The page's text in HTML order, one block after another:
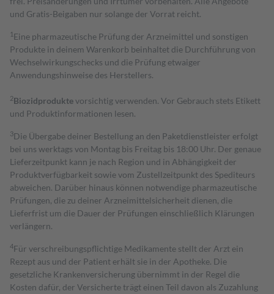
und Gratis-Beigaben nur solange der Vorrat reicht.
1 Eine pharmazeutische Prüfung der Arzneimittel und sonstigen
Produkte in deinem Warenkorb beinhaltet die Durchführung von
Wechselwirkungschecks und die Prüfung etwaiger
Anwendungshinweise des Herstellers.
2Biozidproduktevorsichtig verwenden. Vor Gebrauch stets Etikett
und Produktinformationen lesen.
3Die Übergabe deiner Bestellung an den Paketdienstleister erfolgt
bei uns werktags von Montag bis Freitag bis 18:00 Uhr. Der genaue
Lieferzeitpunkt kann je nach Region und in Abhängigkeit der
Produktverfügbarkeit sowie vom Zustellzeitpunkt des Spediteurs
abweichen. Darüber hinaus können notwendige pharmazeutische
Prüfungen, die zu deiner Arzneimittelsicherheit dienen, die
Lieferfrist um die Dauer der Prüfungen einschließlich Klärungen
verlängern.
4Für verschreibungspflichtige Medikamente stellt der Arzt ein
Rezept aus und der Patient erhält sie in der Apotheke. Die
gesetzliche Krankenversicherung übernimmt in der Regel die
Kosten dafür, der Versicherte trägt einen Teil davon als Zuzahlung